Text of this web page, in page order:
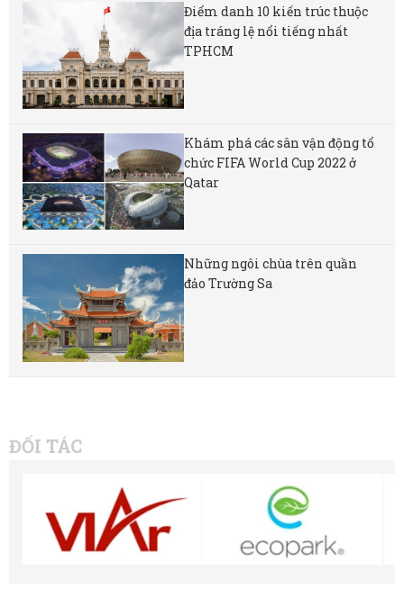
Điểm danh 10 kiến trúc thuộc
địa tráng lệ nổi tiếng nhất
TPHCM
Khám phá các sân vận động tổ
chức FIFA World Cup 2022 ở
Qatar
Những ngôi chùa trên quần
đảo Trường Sa
ĐỐI TÁC